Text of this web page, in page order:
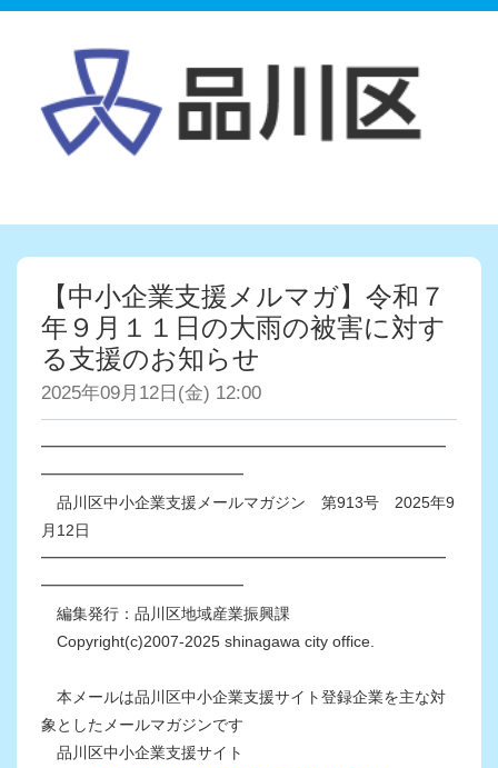
【中小企業支援メルマガ】令和７
年９月１１日の大雨の被害に対す
る支援のお知らせ
2025年09月12日(金) 12:00
━━━━━━━━━━━━━━━━━━━━━━━━━━
━━━━━━━━━━━━━
品川区中小企業支援メールマガジン 第913号 2025年9
月12日
━━━━━━━━━━━━━━━━━━━━━━━━━━
━━━━━━━━━━━━━
編集発行：品川区地域産業振興課
Copyright(c)2007-2025 shinagawa city office.
本メールは品川区中小企業支援サイト登録企業を主な対
象としたメールマガジンです
品川区中小企業支援サイト